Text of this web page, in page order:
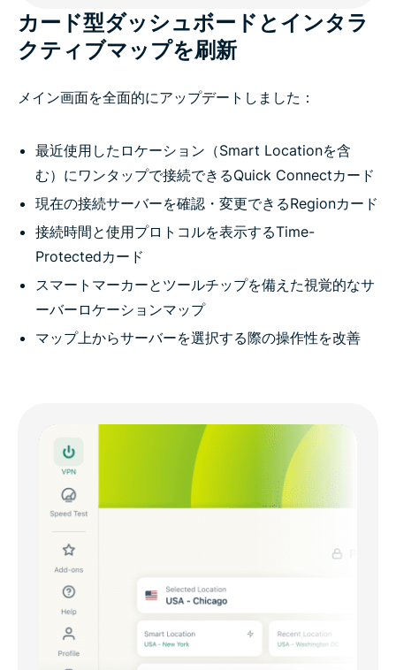
カード型ダッシュボードとインタラ
クティブマップを刷新
メイン画面を全面的にアップデートしました：
最近使用したロケーション（Smart Locationを含
む）にワンタップで接続できるQuick Connectカード
現在の接続サーバーを確認・変更できるRegionカード
接続時間と使用プロトコルを表示するTime-
Protectedカード
スマートマーカーとツールチップを備えた視覚的なサ
ーバーロケーションマップ
マップ上からサーバーを選択する際の操作性を改善